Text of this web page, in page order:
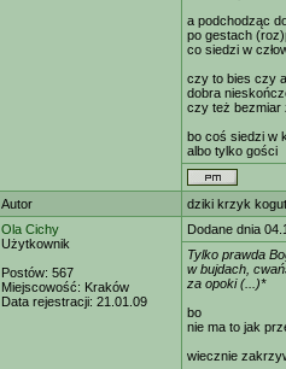
a podchodząc
po gestach
co siedzi w
czy to bies czy
dobra
czy też bezmiar
bo coś siedzi w
albo tylko gości
Autor
dziki krzyk
Ola Cichy
Użytkownik
Postów: 567
Miejscowość: Kraków
Data rejestracji: 21.01.09
Dodane dnia
Tylko prawda
w bujdach,
za opoki (...)*
bo
nie ma to jak
wiecznie